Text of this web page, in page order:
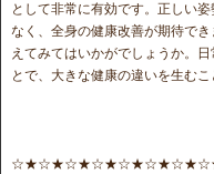
として非常に有効です。正しい
なく、全身の健康改善が期待で
えてみてはいかがでしょうか。
とで、大きな健康の違いを生むこ